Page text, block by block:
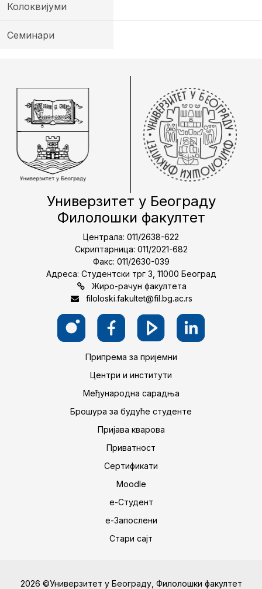
Колоквијуми
Семинари
Универзитет у Београду
Филолошки факултет
Централа: 011/2638-622
Скриптарница: 011/2021-682
Факс: 011/2630-039
Адреса: Студентски трг 3, 11000 Београд
Жиро-рачун факултета
filoloski.fakultet@fil.bg.ac.rs
Припрема за пријемни
Центри и институти
Међународна сарадња
Брошура за будуће студенте
Пријава кварова
Приватност
Сертификати
Moodle
е-Студент
е-Запослени
Стари сајт
2026 ©Универзитет у Београду, Филолошки факултет